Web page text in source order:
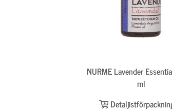
NURME Lavender
ml